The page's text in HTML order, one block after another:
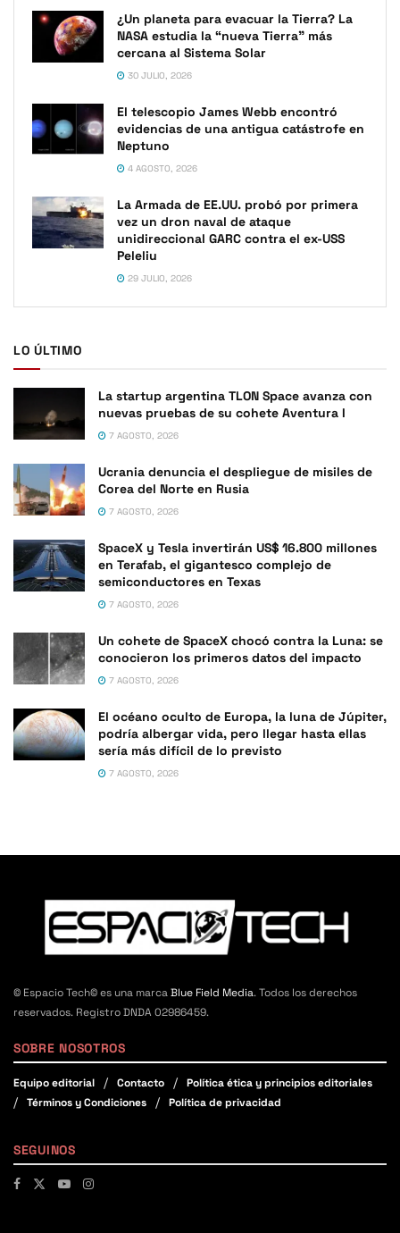
¿Un planeta para evacuar la Tierra? La
NASA estudia la “nueva Tierra” más
cercana al Sistema Solar
30 JULIO, 2026
El telescopio James Webb encontró
evidencias de una antigua catástrofe en
Neptuno
4 AGOSTO, 2026
La Armada de EE.UU. probó por primera
vez un dron naval de ataque
unidireccional GARC contra el ex-USS
Peleliu
29 JULIO, 2026
LO ÚLTIMO
La startup argentina TLON Space avanza con
nuevas pruebas de su cohete Aventura I
7 AGOSTO, 2026
Ucrania denuncia el despliegue de misiles de
Corea del Norte en Rusia
7 AGOSTO, 2026
SpaceX y Tesla invertirán US$ 16.800 millones
en Terafab, el gigantesco complejo de
semiconductores en Texas
7 AGOSTO, 2026
Un cohete de SpaceX chocó contra la Luna: se
conocieron los primeros datos del impacto
7 AGOSTO, 2026
El océano oculto de Europa, la luna de Júpiter,
podría albergar vida, pero llegar hasta ellas
sería más difícil de lo previsto
7 AGOSTO, 2026
© Espacio Tech© es una marcaBlue Field Media. Todos los derechos
reservados. Registro DNDA 02986459.
SOBRE NOSOTROS
Equipo editorial Contacto
Política ética y principios editoriales
Términos y Condiciones
Política de privacidad
SEGUINOS